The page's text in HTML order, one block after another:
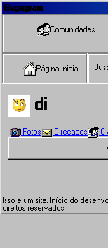
Gugugram
Página Inicial
Comunidades
di
Fotos 0 recados 0
Isso é um site. Início do
direitos reservados